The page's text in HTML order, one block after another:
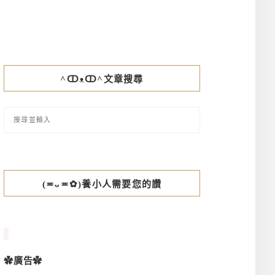
^ↀᴥↀ^文章搜尋
(≖ᴗ≖✿)養小人需要您的讚
✿廣告✿